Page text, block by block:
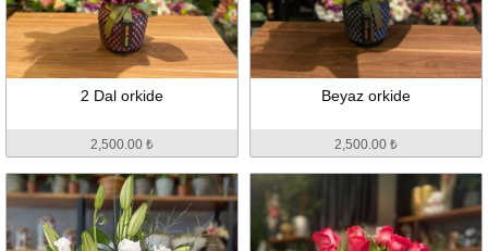
2 Dal orkide
2,500.00 ₺
Beyaz orkide
2,500.00 ₺